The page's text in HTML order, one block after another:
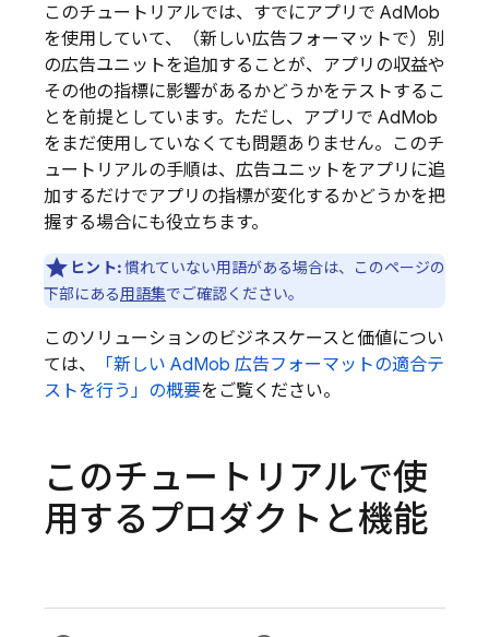
このチュートリアルでは、すでにアプリで AdMob
を使用していて、（新しい広告フォーマットで）別
の広告ユニットを追加することが、アプリの収益や
その他の指標に影響があるかどうかをテストするこ
とを前提としています。ただし、アプリで AdMob
をまだ使用していなくても問題ありません。このチ
ュートリアルの手順は、広告ユニットをアプリに追
加するだけでアプリの指標が変化するかどうかを把
握する場合にも役立ちます。
ヒント:慣れていない用語がある場合は、このページの
下部にある用語集でご確認ください。
このソリューションのビジネスケースと価値につい
ては、
「新しい AdMob 広告フォーマットの適合テ
ストを行う」の概要をご覧ください。
このチュートリアルで使
用するプロダクトと機能